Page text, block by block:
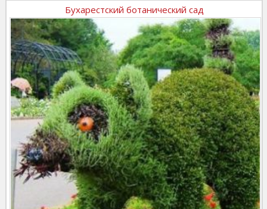
Бухарестский ботанический сад